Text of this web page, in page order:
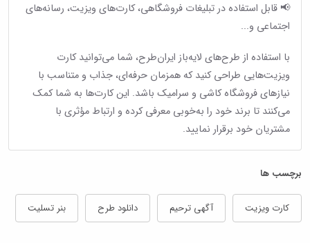
📢 قابل استفاده در تبلیغات فروشگاهی، کارت‌های ویزیت، رسانه‌های
اجتماعی و...
با استفاده از طرح‌های لایه‌باز ایران‌طرح، شما می‌توانید کارت
ویزیت‌هایی طراحی کنید که همزمان حرفه‌ای، جذاب و متناسب با
نیازهای فروشگاه کاشی و سرامیک باشد. این کارت‌ها به شما کمک
می‌کنند تا برند خود را به‌خوبی معرفی کرده و ارتباط مؤثری با
مشتریان خود برقرار نمایید.
برچسب ها
کارت ویزیت آگهی ترحیم دانلود طرح بنر تسلیت